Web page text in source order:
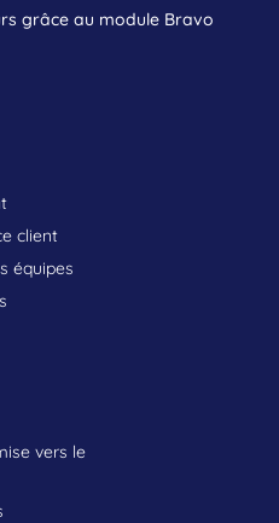
grâce au module Bravo
client
équipes
vers le